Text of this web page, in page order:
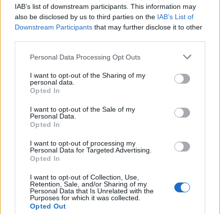
IAB’s list of downstream participants. This information may
also be disclosed by us to third parties on the IAB’s List of
Downstream Participants that may further disclose it to other
Personal Data Processing Opt Outs
I want to opt-out of the Sharing of my
personal data.
Opted In
I want to opt-out of the Sale of my
Personal Data.
Opted In
I want to opt-out of processing my
Personal Data for Targeted Advertising.
Opted In
I want to opt-out of Collection, Use,
Retention, Sale, and/or Sharing of my
Personal Data that Is Unrelated with the
Purposes for which it was collected.
Opted Out
O condicionado refresca o ambiente:
A
R
A versão apocopada de muito:
U
I
U
Ar-condicionado:
C
Iniciais do neto famoso de Silvio Santos e ex-BBB:
A